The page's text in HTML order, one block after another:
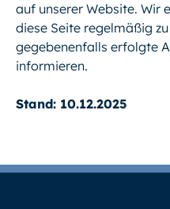
auf unserer Website. Wir
diese Seite regelmäßig
gegebenenfalls erfolgte
informieren.
Stand: 10.12.2025